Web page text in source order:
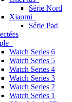
Série Nord
Xiaomi
Série Pad
Watch Series 6
Watch Series 5
Watch Series 4
Watch Series 3
Watch Series 2
Watch Series 1